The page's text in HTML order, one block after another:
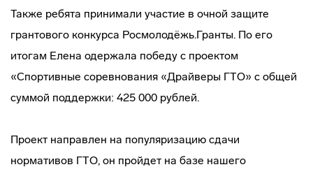
Также ребята принимали участие в очной защите
грантового конкурса Росмолодёжь.Гранты. По его
итогам Елена одержала победу с проектом
«Спортивные соревнования «Драйверы ГТО» с общей
суммой поддержки: 425 000 рублей.
Проект направлен на популяризацию сдачи
нормативов ГТО, он пройдет на базе нашего